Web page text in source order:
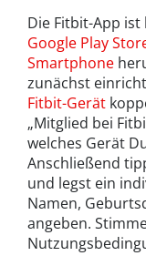
Die Fitbit-App
Google Play
Smartphone
zunächst
Fitbit-Gerät
„Mitglied bei
welches Gerät
Anschließend
und legst ein
Namen,
angeben.